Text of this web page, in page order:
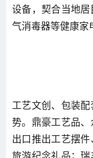
设备，契合当地
气消毒器等健康家
工艺文创、包装
势。鼎豪工艺品
出口推出工艺摆件
旅游纪念礼品；